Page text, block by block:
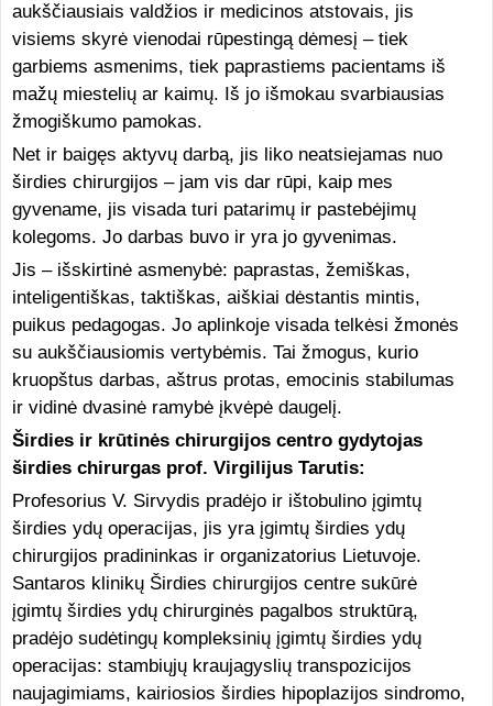
aukščiausiais valdžios ir medicinos atstovais, jis
visiems skyrė vienodai rūpestingą dėmesį – tiek
garbiems asmenims, tiek paprastiems pacientams iš
mažų miestelių ar kaimų. Iš jo išmokau svarbiausias
žmogiškumo pamokas.
Net ir baigęs aktyvų darbą, jis liko neatsiejamas nuo
širdies chirurgijos – jam vis dar rūpi, kaip mes
gyvename, jis visada turi patarimų ir pastebėjimų
kolegoms. Jo darbas buvo ir yra jo gyvenimas.
Jis – išskirtinė asmenybė: paprastas, žemiškas,
inteligentiškas, taktiškas, aiškiai dėstantis mintis,
puikus pedagogas. Jo aplinkoje visada telkėsi žmonės
su aukščiausiomis vertybėmis. Tai žmogus, kurio
kruopštus darbas, aštrus protas, emocinis stabilumas
ir vidinė dvasinė ramybė įkvėpė daugelį.
Širdies ir krūtinės chirurgijos centro gydytojas
širdies chirurgas prof. Virgilijus Tarutis:
Profesorius V. Sirvydis pradėjo ir ištobulino įgimtų
širdies ydų operacijas, jis yra įgimtų širdies ydų
chirurgijos pradininkas ir organizatorius Lietuvoje.
Santaros klinikų Širdies chirurgijos centre sukūrė
įgimtų širdies ydų chirurginės pagalbos struktūrą,
pradėjo sudėtingų kompleksinių įgimtų širdies ydų
operacijas: stambiųjų kraujagyslių transpozicijos
naujagimiams, kairiosios širdies hipoplazijos sindromo,